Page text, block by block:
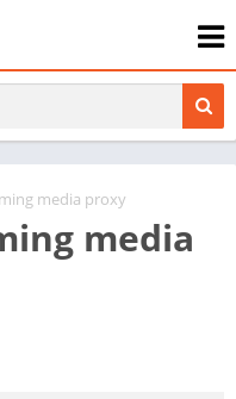
media proxy
media